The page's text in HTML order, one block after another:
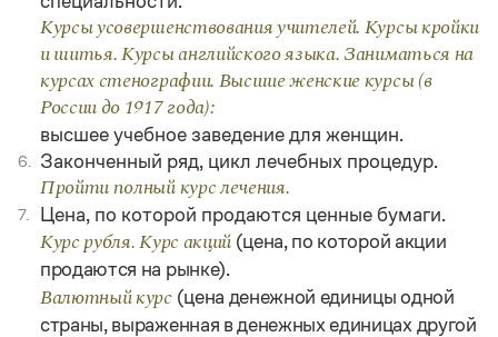
Словари
Научпоп
Учебники и справочники
Курсы усовершенствования учителей. Курсы кройки
и шитья. Курсы английского языка. Заниматься на
курсах стенографии. Высшие женские курсы (в
России до 1917 года):
высшее учебное заведение для женщин.
6. Законченный ряд, цикл лечебных процедур.
Пройти полный курс лечения.
7. Цена, по которой продаются ценные бумаги.
Курс рубля. Курс акций (цена, по которой акции
продаются на рынке).
Валютный курс (цена денежной единицы одной
страны, выраженная в денежных единицах другой